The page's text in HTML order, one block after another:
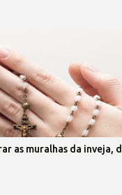
as muralhas da inveja,